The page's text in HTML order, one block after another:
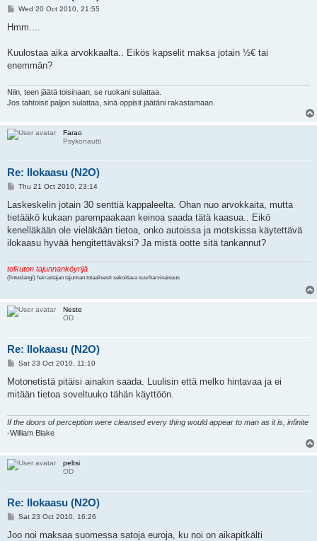
P
s
Wed 20 Oct 2010, 21:55
Hmm....
Kuulostaa aika arvokkaalta.. Eikös kapselit maksa jotain ½€ tai
enemmän?
Niin, teen jäätä toisinaan, se ruokani sulattaa.
Jos tahtoisit paljon sulattaa, sinä oppisit jäätäni rakastamaan.
Farao
Psykonautti
Re: Ilokaasu (N2O)
P
s
Thu 21 Oct 2010, 23:14
Laskeskelin jotain 30 senttiä kappaleelta. Ohan nuo arvokkaita, mutta
tietääkö kukaan parempaakaan keinoa saada tätä kaasua.. Eikö
kenelläkään ole vieläkään tietoa, onko autoissa ja motskissa käytettävä
ilokaasu hyvää hengitettäväksi? Ja mistä ootte sitä tankannut?
tolkuton tajunnanköyrijä
(lintuslangi) harrastajan tajunnan totaalisesti sekoittava suurharvinaisuus
Neste
OD
Re: Ilokaasu (N2O)
P
s
Sat 23 Oct 2010, 11:10
Motonetistä pitäisi ainakin saada. Luulisin että melko hintavaa ja ei
mitään tietoa soveltuuko tähän käyttöön.
If the doors of perception were cleansed every thing would appear to man as it is, infinite
-William Blake
peltsi
OD
Re: Ilokaasu (N2O)
P
s
Sat 23 Oct 2010, 16:26
Joo noi maksaa suomessa satoja euroja, ku noi on aikapitkälti